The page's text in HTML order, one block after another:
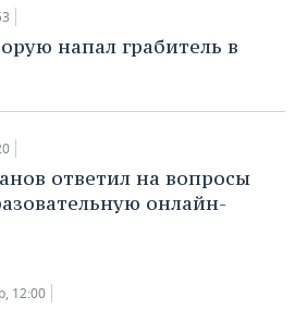
напал грабитель в
ответил на вопросы
онлайн-
12:00